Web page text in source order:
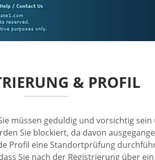
& PROFIL
müssen geduldig und vorsichtig
Sie blockiert, da davon
Profil eine Standortprüfung
Sie nach der Registrierung über